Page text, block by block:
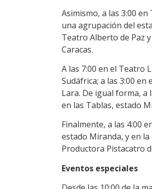
Asimismo, a las 3:00
una agrupación del
Teatro Alberto de Paz
Caracas.
A las 7:00 en el Teatro
Sudáfrica; a las 3:00
Lara. De igual forma, a
en las Tablas, estado
Finalmente, a las 4:00
estado Miranda, y en la
Productora Pistacatro
Eventos especiales